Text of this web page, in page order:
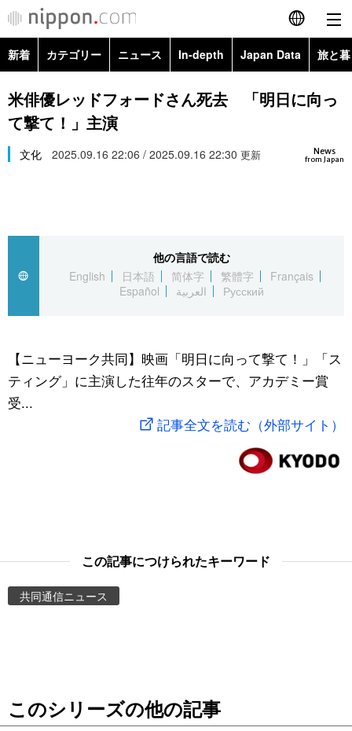
English
简体字
Русский
カテゴリー
経済・ビジネス
国際
文化
トップ
アーカイブ
In-depth
Japan Data
動画/Live
People
新着 カテゴリー ニュース In-depth Japan Data 旅と
政治・外交
経済・ビジネス
スポーツ・東京2020
Topics
米俳優レッドフォードさん死去 「明日に向っ
て撃て！」主演
News
from Japan
文化 2025.09.16 22:06 / 2025.09.16 22:30 更新
他の言語で読む
English
日本語 简体字 繁體字
Français
Español
العربية Русский
【ニューヨーク共同】映画「明日に向って撃て！」「ス
ティング」に主演した往年のスターで、アカデミー賞
受...
記事全文を読む（外部サイト）
この記事につけられたキーワード
共同通信ニュース
このシリーズの他の記事